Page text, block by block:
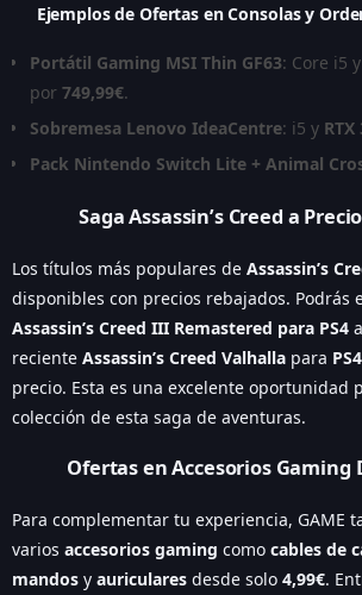
Ejemplos de Ofertas en Consolas y
Portátil Gaming MSI Thin GF63: Core i5
por 749,99€.
Sobremesa Lenovo IdeaCentre: i5 y RTX
Pack Nintendo Switch Lite + Animal
Saga Assassin’s Creed a
Los títulos más populares de Assassin’s
disponibles con precios rebajados. Podrás
Assassin’s Creed III Remastered para PS4 a
reciente Assassin’s Creed Valhalla para
precio. Esta es una excelente oportunidad
colección de esta saga de aventuras.
Ofertas en Accesorios Gaming
Para complementar tu experiencia, GAME
varios accesorios gaming como cables de
mandos y auriculares desde solo 4,99€.